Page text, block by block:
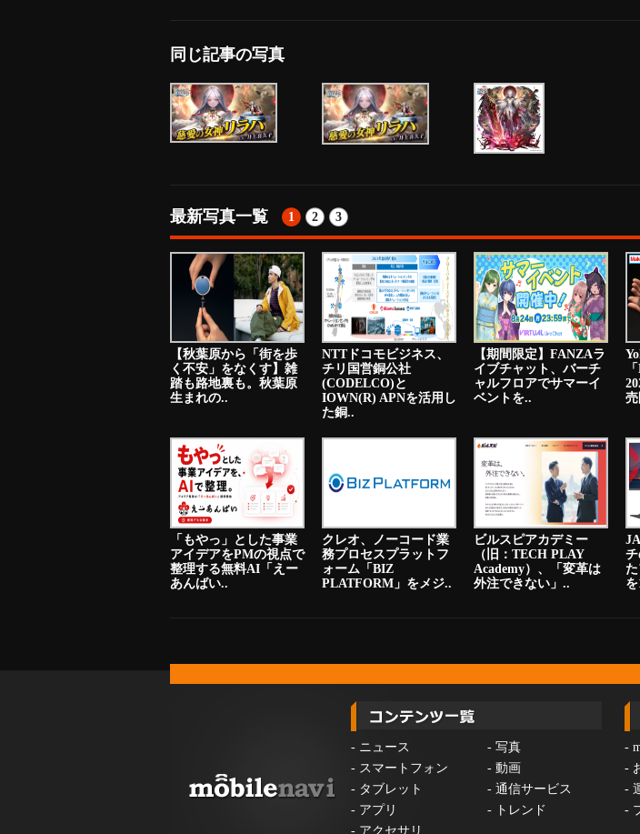
同じ記事の写真
最新写真一覧 1 2 3
【秋葉原から「街を歩
く不安」をなくす】雑
踏も路地裏も。秋葉原
生まれの..
NTTドコモビジネス、
チリ国営銅公社
(CODELCO)と
IOWN(R) APNを活用し
た銅..
【期間限定】FANZAラ
イブチャット、バーチ
ャルフロアでサマーイ
ベントを..
「もやっ」とした事業
アイデアをPMの視点で
整理する無料AI「えー
あんばい..
クレオ、ノーコード業
務プロセスプラットフ
ォーム「BIZ
PLATFORM」をメジ..
ビルスピアカデミー
（旧：TECH PLAY
Academy）、「変革は
外注できない」..
- ニュース - 写真
- スマートフォン - 動画
- タブレット - 通信サービス
- アプリ -
トレンド
- アクセサリ
-
-
-
-